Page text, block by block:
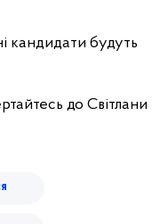
кандидати будуть
до Світлани